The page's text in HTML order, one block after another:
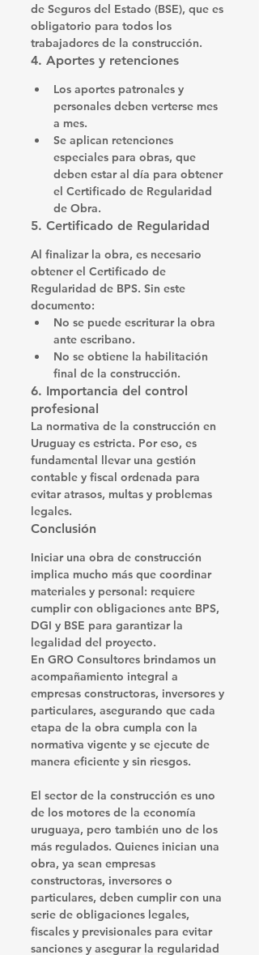
de Seguros del Estado (BSE), que es
obligatorio para todos los
trabajadores de la construcción.
4. Aportes y retenciones
Los aportes patronales y
personales deben verterse mes
a mes.
Se aplican retenciones
especiales para obras, que
deben estar al día para obtener
el Certificado de Regularidad
de Obra.
5. Certificado de Regularidad
Al finalizar la obra, es necesario
obtener el Certificado de
Regularidad de BPS. Sin este
documento:
No se puede escriturar la obra
ante escribano.
No se obtiene la habilitación
final de la construcción.
6. Importancia del control
profesional
La normativa de la construcción en
Uruguay es estricta. Por eso, es
fundamental llevar una gestión
contable y fiscal ordenada para
evitar atrasos, multas y problemas
legales.
Conclusión
Iniciar una obra de construcción
implica mucho más que coordinar
materiales y personal: requiere
cumplir con obligaciones ante BPS,
DGI y BSE para garantizar la
legalidad del proyecto.
En GRO Consultores brindamos un
acompañamiento integral a
empresas constructoras, inversores y
particulares, asegurando que cada
etapa de la obra cumpla con la
normativa vigente y se ejecute de
manera eficiente y sin riesgos.
El sector de la construcción es uno
de los motores de la economía
uruguaya, pero también uno de los
más regulados. Quienes inician una
obra, ya sean empresas
constructoras, inversores o
particulares, deben cumplir con una
serie de obligaciones legales,
fiscales y previsionales para evitar
sanciones y asegurar la regularidad